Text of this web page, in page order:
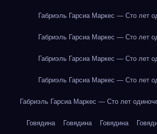
Габриэль Гарсиа Маркес — Сто лет
Габриэль Гарсиа Маркес — Сто лет
Габриэль Гарсиа Маркес — Сто лет
Габриэль Гарсиа Маркес — Сто лет
Габриэль Гарсиа Маркес — Сто лет
Говядина Говядина Говядина